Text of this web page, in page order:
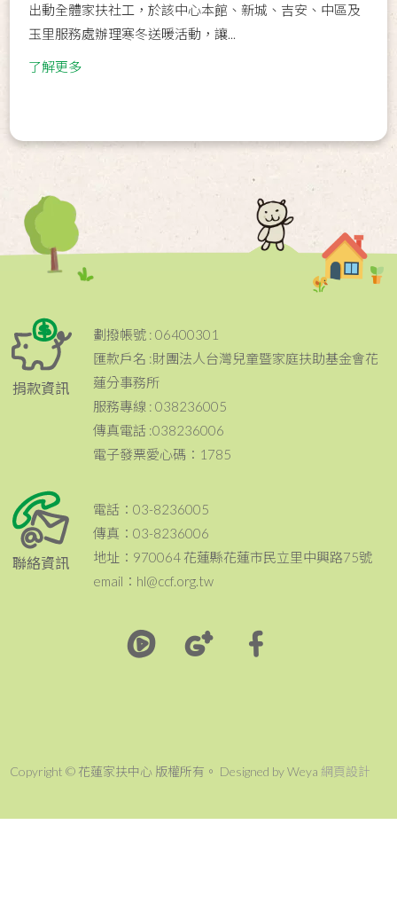
出動全體家扶社工，於該中心本館、新城、吉安、中區及
玉里服務處辦理寒冬送暖活動，讓...
了解更多
捐款資訊
劃撥帳號 : 06400301
匯款戶名 :財團法人台灣兒童暨家庭扶助基金會花
蓮分事務所
服務專線 : 038236005
傳真電話 :038236006
電子發票愛心碼：1785
聯絡資訊
電話：03-8236005
傳真：03-8236006
地址：970064 花蓮縣花蓮市民立里中興路75號
email：hl@ccf.org.tw
Copyright © 花蓮家扶中心 版權所有。 Designed by Weya 網頁設計